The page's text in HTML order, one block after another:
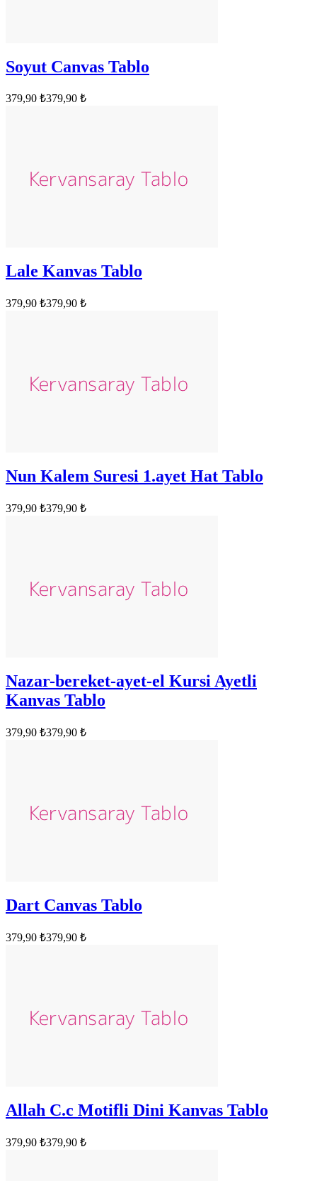
Soyut Canvas Tablo
379,90 ₺379,90 ₺
Lale Kanvas Tablo
379,90 ₺379,90 ₺
Nun Kalem Suresi 1.ayet Hat Tablo
379,90 ₺379,90 ₺
Nazar-bereket-ayet-el Kursi Ayetli
Kanvas Tablo
379,90 ₺379,90 ₺
Dart Canvas Tablo
379,90 ₺379,90 ₺
Allah C.c Motifli Dini Kanvas Tablo
379,90 ₺379,90 ₺